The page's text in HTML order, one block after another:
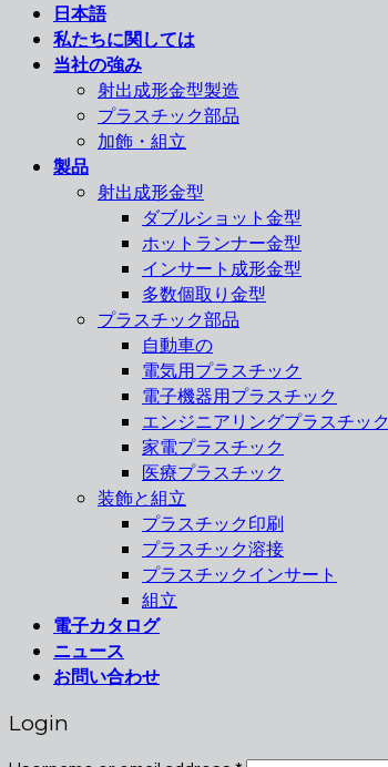
日本語
私たちに関しては
当社の強み
射出成形金型製造
プラスチック部品
加飾・組立
製品
射出成形金型
ダブルショット金型
ホットランナー金型
インサート成形金型
多数個取り金型
プラスチック部品
自動車の
電気用プラスチック
電子機器用プラスチック
エンジニアリングプラスチック
家電プラスチック
医療プラスチック
装飾と組立
プラスチック印刷
プラスチック溶接
プラスチックインサート
組立
電子カタログ
ニュース
お問い合わせ
Login